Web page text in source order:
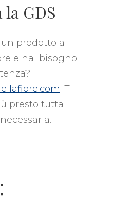
GDS
prodotto a
e hai bisogno
. Ti
presto tutta